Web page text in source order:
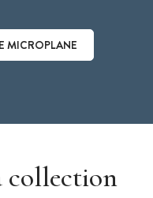
MICROPLANE
collection